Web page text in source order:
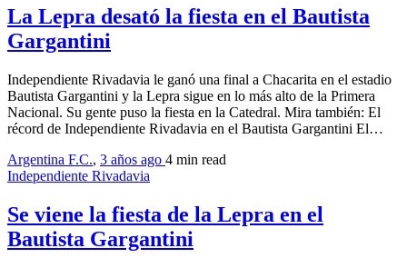
La Lepra desató la fiesta en el Bautista
Gargantini
Independiente Rivadavia le ganó una final a Chacarita en el estadio
Bautista Gargantini y la Lepra sigue en lo más alto de la Primera
Nacional. Su gente puso la fiesta en la Catedral. Mira también: El
récord de Independiente Rivadavia en el Bautista Gargantini El…
Argentina F.C., 3 años ago 4 min read
Independiente Rivadavia
Se viene la fiesta de la Lepra en el
Bautista Gargantini